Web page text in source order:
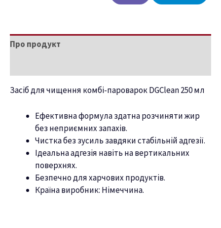
Про продукт
Засіб для чищення комбі-пароварок DGClean 250 мл
Ефективна формула здатна розчиняти жир
без неприємних запахів.
Чистка без зусиль завдяки стабільній адгезії.
Ідеальна адгезія навіть на вертикальних
поверхнях.
Безпечно для харчових продуктів.
Країна виробник: Німеччина.